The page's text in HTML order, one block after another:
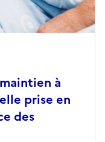
à
prise en
des